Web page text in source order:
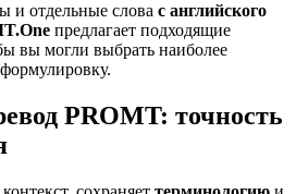
и отдельные слова с английского
предлагает подходящие
вы могли выбрать наиболее
PROMT: точность